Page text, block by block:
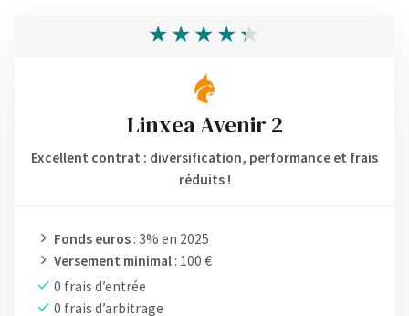
Linxea Avenir 2
Excellent contrat : diversification, performance et frais
réduits !
Fonds euros : 3% en 2025
Versement minimal : 100 €
0 frais d’entrée
0 frais d’arbitrage